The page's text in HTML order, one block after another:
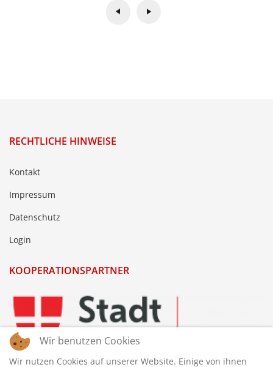
RECHTLICHE HINWEISE
Kontakt
Impressum
Datenschutz
Login
KOOPERATIONSPARTNER
Wir benutzen Cookies
Wir nutzen Cookies auf unserer Website. Einige von ihnen